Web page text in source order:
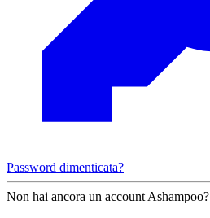
Password dimenticata?
Non hai ancora un account Ashampoo?